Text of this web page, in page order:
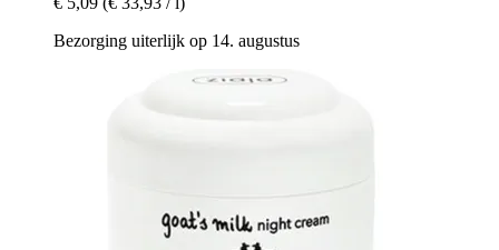
Bezorging uiterlijk op 14. augustus